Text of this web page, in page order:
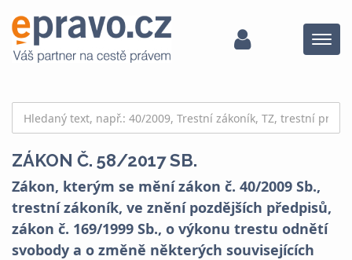
Menu
ZÁKON Č. 58/2017 SB.
Zákon, kterým se mění zákon č. 40/2009 Sb.,
trestní zákoník, ve znění pozdějších předpisů,
zákon č. 169/1999 Sb., o výkonu trestu odnětí
svobody a o změně některých souvisejících